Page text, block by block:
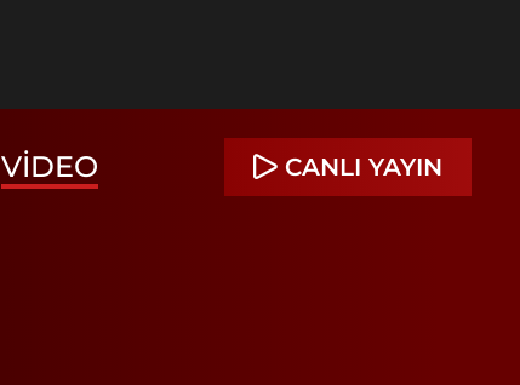
VIDEO CANLI YAYIN